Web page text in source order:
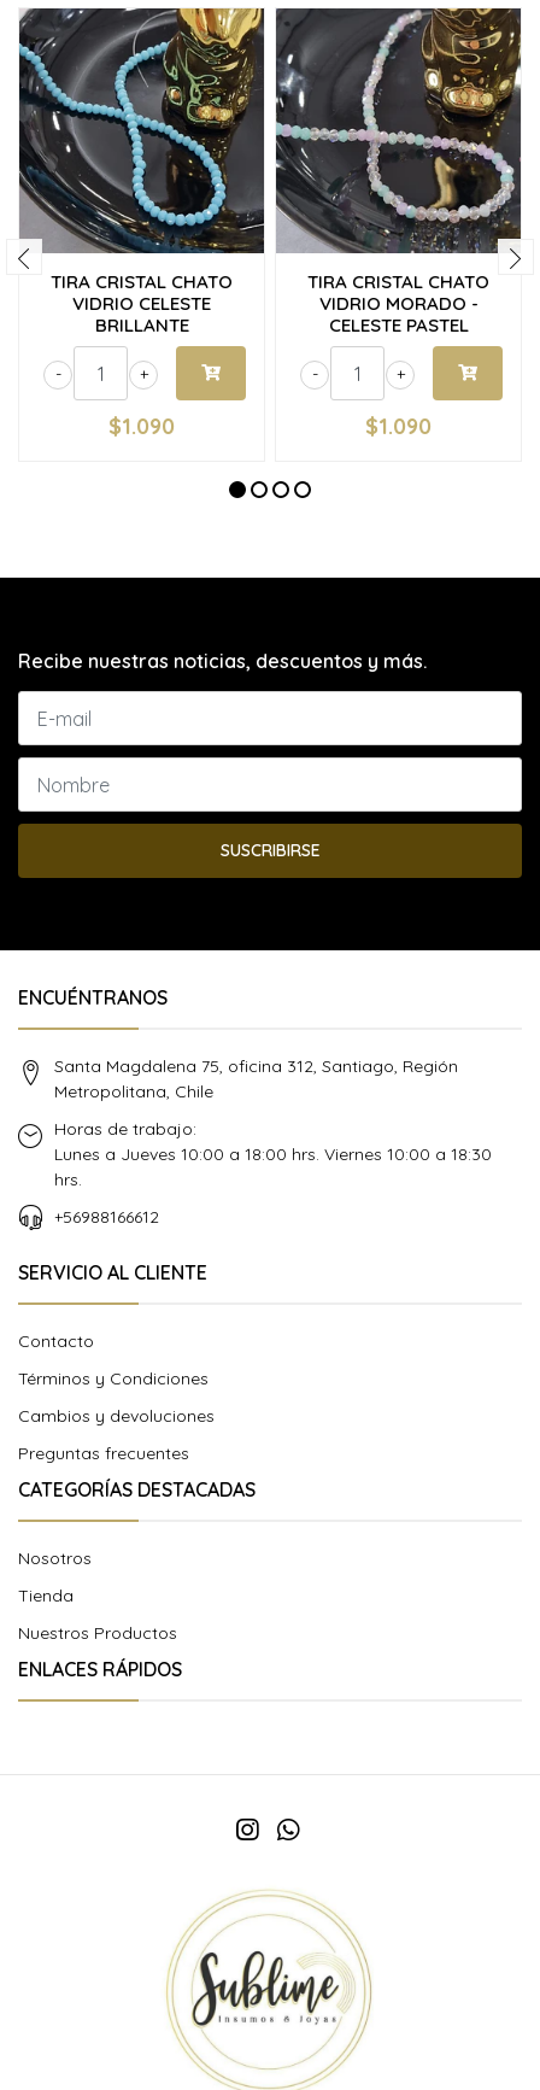
TIRA CRISTAL CHATO
VIDRIO CELESTE
BRILLANTE
+
-
$1.090
TIRA CRISTAL CHATO
VIDRIO MORADO -
CELESTE PASTEL
+
-
$1.090
Recibe nuestras noticias, descuentos y más.
SUSCRIBIRSE
ENCUÉNTRANOS
Santa Magdalena 75, oficina 312, Santiago, Región
Metropolitana, Chile
Horas de trabajo:
Lunes a Jueves 10:00 a 18:00 hrs. Viernes 10:00 a 18:30
hrs.
+56988166612
SERVICIO AL CLIENTE
Contacto
Términos y Condiciones
Cambios y devoluciones
Preguntas frecuentes
CATEGORÍAS DESTACADAS
Nosotros
Tienda
Nuestros Productos
ENLACES RÁPIDOS